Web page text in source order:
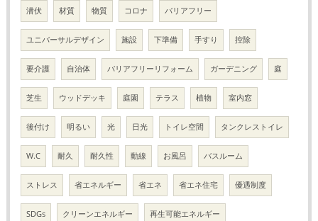
潜伏 材質 物質 コロナ バリアフリー
ユニバーサルデザイン 施設 下準備 手すり 控除
要介護 自治体 バリアフリーリフォーム ガーデニング 庭
芝生 ウッドデッキ 庭園 テラス 植物 室内窓
後付け 明るい 光 日光 トイレ空間 タンクレストイレ
W.C 耐久 耐久性 動線 お風呂 バスルーム
ストレス 省エネルギー 省エネ 省エネ住宅 優遇制度
SDGs クリーンエネルギー 再生可能エネルギー